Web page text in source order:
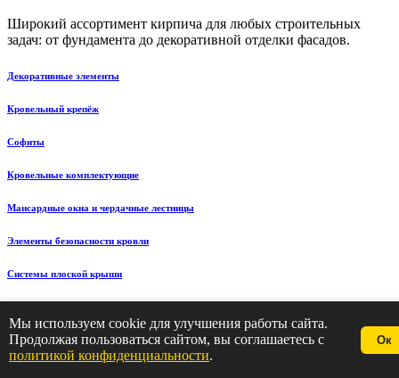
Широкий ассортимент кирпича для любых строительных
задач: от фундамента до декоративной отделки фасадов.
Декоративные элементы
Кровельный крепёж
Софиты
Кровельные комплектующие
Мансардные окна и чердачные лестницы
Элементы безопасности кровли
Системы плоской крыши
Фальцевая кровля
Профнастил
Мы используем cookie для улучшения работы сайта.
Продолжая пользоваться сайтом, вы соглашаетесь с
политикой конфиденциальности.
Ок